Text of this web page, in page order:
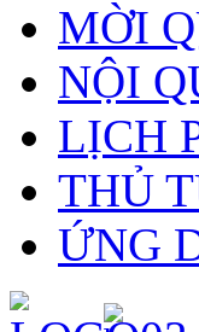
MỜI
NỘI
LỊCH
THỦ
ỨNG